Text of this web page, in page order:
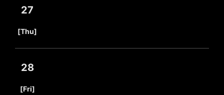
27
[Thu]
28
[Fri]